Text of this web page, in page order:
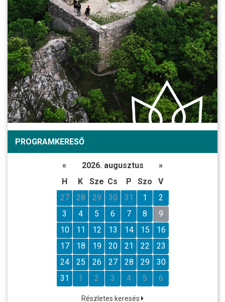
PROGRAMKERESŐ
« 2026. augusztus
»
H
K Sze Cs P Szo
V
27
28 29 30 31 1
2
3
4 5 6 7 8
9
10
11 12 13 14 15
16
17
18 19 20 21 22
23
24
25 26 27 28 29
30
31
1 2 3 4 5 6
Részletes keresés